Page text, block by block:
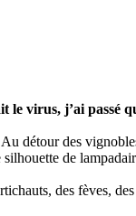
virus, j’ai passé
détour des
de
des fèves,